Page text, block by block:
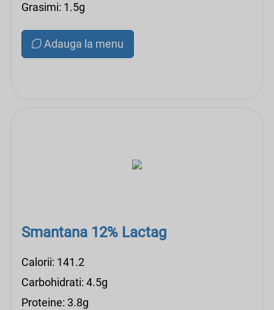
Grasimi: 1.5g
Adauga la menu
Smantana 12% Lactag
Calorii: 141.2
Carbohidrati: 4.5g
Proteine: 3.8g